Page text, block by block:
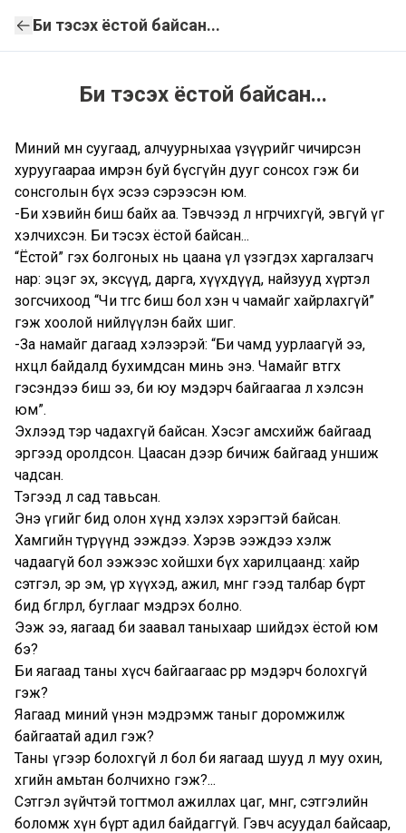
Би тэсэх ёстой байсан...
Би тэсэх ёстой байсан...
Миний өмнө суугаад, алчуурныхаа үзүүрийг чичирсэн
хуруугаараа имрэн буй бүсгүйн дууг сонсох гэж би
сонсголын бүх эсээ сэрээсэн юм.
-Би хэвийн биш байх аа. Тэвчээд л өнгөрөөчихгүй, эвгүй үг
хэлчихсэн. Би тэсэх ёстой байсан...
“Ёстой” гэх болгоных нь цаана үл үзэгдэх харгалзагч
нар: эцэг эх, эксүүд, дарга, хүүхдүүд, найзууд хүртэл
зогсчихоод “Чи төгс биш бол хэн ч чамайг хайрлахгүй”
гэж хоолой нийлүүлэн байх шиг.
-За намайг дагаад хэлээрэй: “Би чамд уурлаагүй ээ,
нөхцөл байдалд бухимдсан минь энэ. Чамайг өвтгөх
гэсэндээ биш ээ, би юу мэдэрч байгаагаа л хэлсэн
юм”.
Эхлээд тэр чадахгүй байсан. Хэсэг амсхийж байгаад
эргээд оролдсон. Цаасан дээр бичиж байгаад уншиж
чадсан.
Тэгээд л сад тавьсан.
Энэ үгийг бид олон хүнд хэлэх хэрэгтэй байсан.
Хамгийн түрүүнд ээждээ. Хэрэв ээждээ хэлж
чадаагүй бол ээжээс хойшхи бүх харилцаанд: хайр
сэтгэл, эр эм, үр хүүхэд, ажил, мөнгө гээд талбар бүрт
бид бөглөрөл, буглааг мэдрэх болно.
Ээж ээ, яагаад би заавал таныхаар шийдэх ёстой юм
бэ?
Би яагаад таны хүсч байгаагаас өөрөөр мэдэрч болохгүй
гэж?
Яагаад миний үнэн мэдрэмж таныг доромжилж
байгаатай адил гэж?
Таны үгээр болохгүй л бол би яагаад шууд л муу охин,
хөгийн амьтан болчихно гэж?...
Сэтгэл зүйчтэй тогтмол ажиллах цаг, мөнгө, сэтгэлийн
боломж хүн бүрт адил байдаггүй. Гэвч асуудал байсаар,